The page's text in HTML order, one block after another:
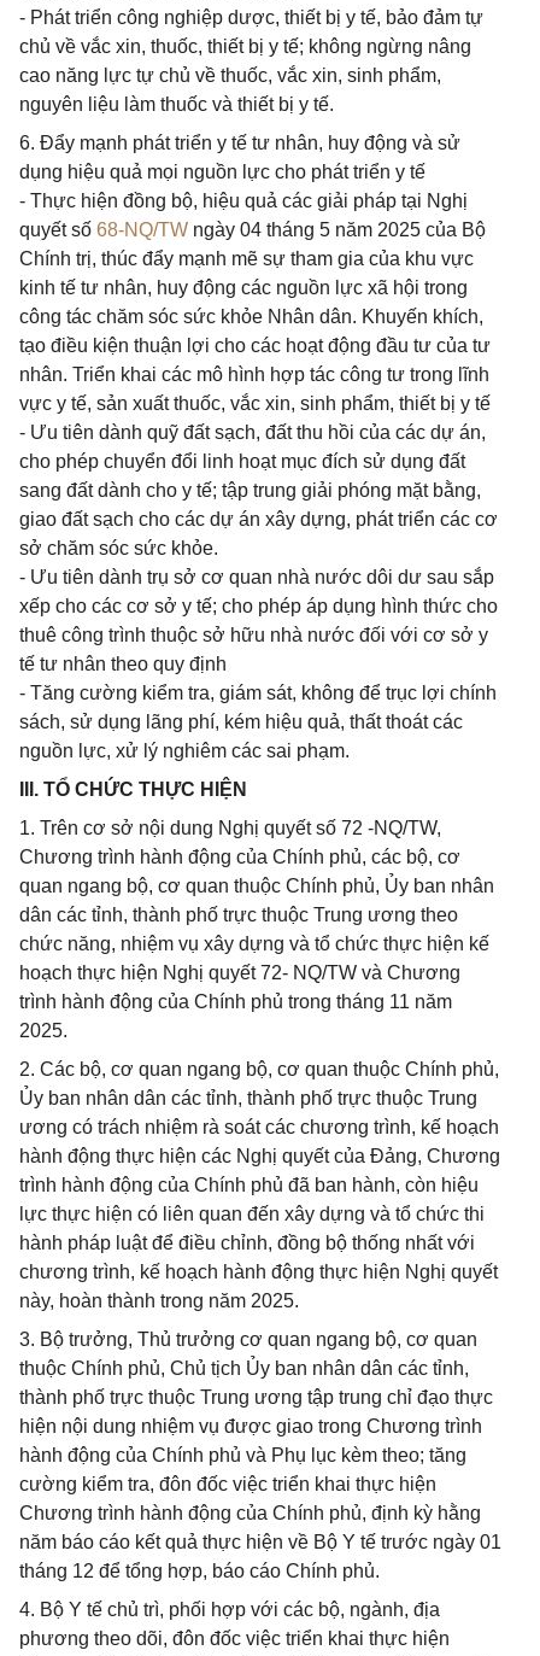
- Phát triển công nghiệp dược, thiết bị y tế, bảo đảm tự
chủ về vắc xin, thuốc, thiết bị y tế; không ngừng nâng
cao năng lực tự chủ về thuốc, vắc xin, sinh phẩm,
nguyên liệu làm thuốc và thiết bị y tế.
6. Đẩy mạnh phát triển y tế tư nhân, huy động và sử
dụng hiệu quả mọi nguồn lực cho phát triển y tế
- Thực hiện đồng bộ, hiệu quả các giải pháp tại Nghị
quyết số 68-NQ/TW ngày 04 tháng 5 năm 2025 của Bộ
Chính trị, thúc đẩy mạnh mẽ sự tham gia của khu vực
kinh tế tư nhân, huy động các nguồn lực xã hội trong
công tác chăm sóc sức khỏe Nhân dân. Khuyến khích,
tạo điều kiện thuận lợi cho các hoạt động đầu tư của tư
nhân. Triển khai các mô hình hợp tác công tư trong lĩnh
vực y tế, sản xuất thuốc, vắc xin, sinh phẩm, thiết bị y tế
- Ưu tiên dành quỹ đất sạch, đất thu hồi của các dự án,
cho phép chuyển đổi linh hoạt mục đích sử dụng đất
sang đất dành cho y tế; tập trung giải phóng mặt bằng,
giao đất sạch cho các dự án xây dựng, phát triển các cơ
sở chăm sóc sức khỏe.
- Ưu tiên dành trụ sở cơ quan nhà nước dôi dư sau sắp
xếp cho các cơ sở y tế; cho phép áp dụng hình thức cho
thuê công trình thuộc sở hữu nhà nước đối với cơ sở y
tế tư nhân theo quy định
- Tăng cường kiểm tra, giám sát, không để trục lợi chính
sách, sử dụng lãng phí, kém hiệu quả, thất thoát các
nguồn lực, xử lý nghiêm các sai phạm.
III. TỔ CHỨC THỰC HIỆN
1. Trên cơ sở nội dung Nghị quyết số 72 -NQ/TW,
Chương trình hành động của Chính phủ, các bộ, cơ
quan ngang bộ, cơ quan thuộc Chính phủ, Ủy ban nhân
dân các tỉnh, thành phố trực thuộc Trung ương theo
chức năng, nhiệm vụ xây dựng và tổ chức thực hiện kế
hoạch thực hiện Nghị quyết 72- NQ/TW và Chương
trình hành động của Chính phủ trong tháng 11 năm
2025.
2. Các bộ, cơ quan ngang bộ, cơ quan thuộc Chính phủ,
Ủy ban nhân dân các tỉnh, thành phố trực thuộc Trung
ương có trách nhiệm rà soát các chương trình, kế hoạch
hành động thực hiện các Nghị quyết của Đảng, Chương
trình hành động của Chính phủ đã ban hành, còn hiệu
lực thực hiện có liên quan đến xây dựng và tổ chức thi
hành pháp luật để điều chỉnh, đồng bộ thống nhất với
chương trình, kế hoạch hành động thực hiện Nghị quyết
này, hoàn thành trong năm 2025.
3. Bộ trưởng, Thủ trưởng cơ quan ngang bộ, cơ quan
thuộc Chính phủ, Chủ tịch Ủy ban nhân dân các tỉnh,
thành phố trực thuộc Trung ương tập trung chỉ đạo thực
hiện nội dung nhiệm vụ được giao trong Chương trình
hành động của Chính phủ và Phụ lục kèm theo; tăng
cường kiểm tra, đôn đốc việc triển khai thực hiện
Chương trình hành động của Chính phủ, định kỳ hằng
năm báo cáo kết quả thực hiện về Bộ Y tế trước ngày 01
tháng 12 để tổng hợp, báo cáo Chính phủ.
4. Bộ Y tế chủ trì, phối hợp với các bộ, ngành, địa
phương theo dõi, đôn đốc việc triển khai thực hiện